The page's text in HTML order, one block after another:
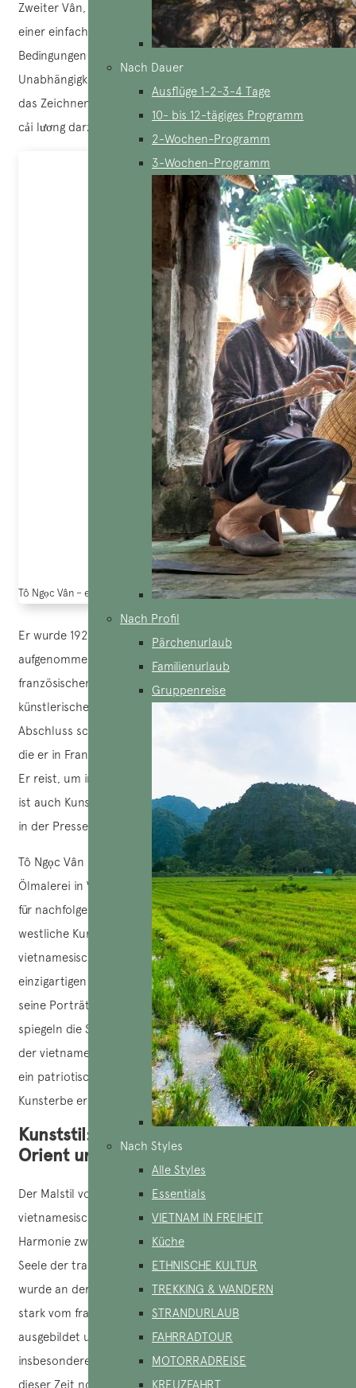
Nach Dauer
Ausflüge 1-2-3-4 Tage
10- bis 12-tägiges Programm
2-Wochen-Programm
3-Wochen-Programm
Nach Profil
Pärchenurlaub
Familienurlaub
Gruppenreise
Nach Styles
Alle Styles
Essentials
VIETNAM IN FREIHEIT
Küche
ETHNISCHE KULTUR
TREKKING & WANDERN
STRANDURLAUB
FAHRRADTOUR
MOTORRADREISE
KREUZFAHRT
Zweiter Vân, Dritter Lân, Vierter Cẩn). Er stammte aus
einer einfachen Familie und wuchs unter schwierigen
Bedingungen auf, was in ihm einen starken Willen zur
Unabhängigkeit formte. Schon früh zeigte er ein Talent für
das Zeichnen und begann damit, Figuren aus dem Theater
cải lương darzustellen.
Tô Ngọc Vân – ein vietnamesischer Maler (Quelle: Le Auction house)
Er wurde 1926 an der École des Beaux-Arts de l’Indochine
aufgenommen und studierte dort unter der Leitung des
französischen Malers Victor Tardieu, wo sich sein
künstlerischer Stil zu formen begann. Nach seinem
Abschluss schuf Tô Ngọc Vân bemerkenswerte Werke, für
die er in Frankreich angesehene Auszeichnungen erhielt.
Er reist, um in Phnom Penh, Bangkok und Hue zu malen. Er
ist auch Kunstkritiker und veröffentlicht regelmäßig Artikel
in der Presse.
Tô Ngọc Vân ist nicht nur ein Pionier in der Entwicklung der
Ölmalerei in Vietnam, er ist auch eine wichtige Einflussfigur
für nachfolgende Künstlergenerationen. Er verstand es,
westliche Kunst harmonisch mit traditionellen
vietnamesischen Elementen zu verbinden und so einen
einzigartigen Stil zu kreieren. Seine Werke, insbesondere
seine Porträts junger Frauen und Szenen aus dem Alltag,
spiegeln die Schönheit des vietnamesischen Volkes und
der vietnamesischen Kultur wider. Sie vermitteln außerdem
ein patriotisches Ideal und bereichern das nationale
Kunsterbe erheblich.
Kunststil: eine Verschmelzung von
Orient und Okzident
Der Malstil von Tô Ngọc Vân, einem bekannten
vietnamesischen Maler, zeichnet sich durch eine subtile
Harmonie zwischen westlichen Kunsttechniken und der
Seele der traditionellen vietnamesischen Kunst aus. Er
wurde an der École des Beaux-Arts de l’Indochine – die
stark vom französischen Akademismus beeinflusst war –
ausgebildet und beherrschte die modernen Techniken,
insbesondere die Ölmalerei, ein Medium, das in Vietnam zu
dieser Zeit noch nicht sehr verbreitet war.